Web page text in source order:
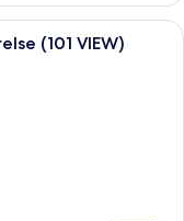
med en stor seng,
(101 VIEW)